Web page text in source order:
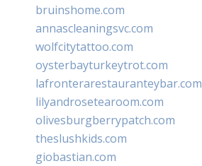
bruinshome.com
annascleaningsvc.com
wolfcitytattoo.com
oysterbayturkeytrot.com
lafronterarestauranteybar.com
lilyandrosetearoom.com
olivesburgberrypatch.com
theslushkids.com
giobastian.com